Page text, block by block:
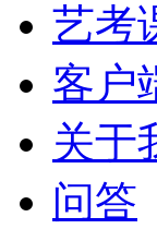
艺考
客户
关于
问答